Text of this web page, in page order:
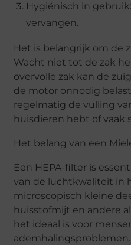
Hygiënisch in gebruik
vervangen.
Het is belangrijk om de
Wacht niet tot de zak
overvolle zak kan de
de motor onnodig
regelmatig de vulling
huisdieren hebt of vaak
Het belang van een
Een HEPA-filter is
van de luchtkwaliteit in
microscopisch kleine
huisstofmijt en andere
het ideaal is voor